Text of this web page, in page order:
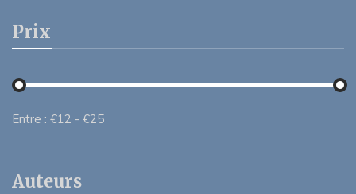
Prix
Entre : €12 - €25
Auteurs